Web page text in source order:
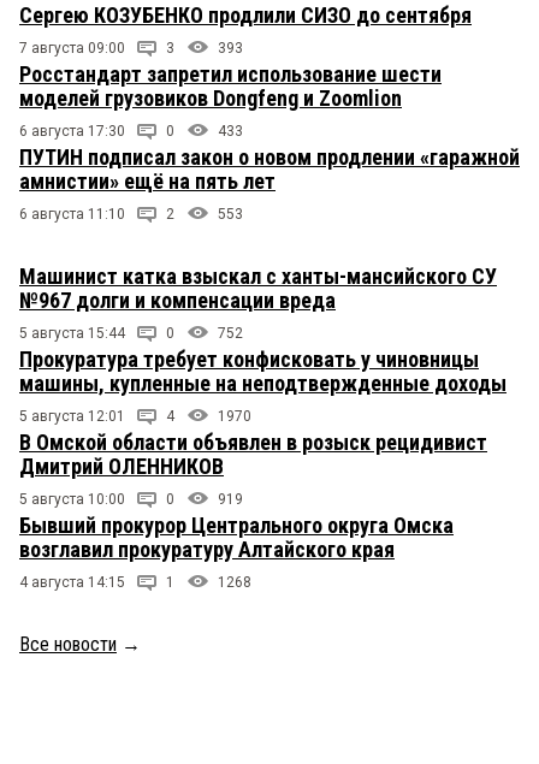
Сергею КОЗУБЕНКО продлили СИЗО до сентября
7 августа 09:00 3 393
Росстандарт запретил использование шести
моделей грузовиков Dongfeng и Zoomlion
6 августа 17:30 0 433
ПУТИН подписал закон о новом продлении «гаражной
амнистии» ещё на пять лет
6 августа 11:10 2 553
Машинист катка взыскал с ханты-мансийского СУ
№967 долги и компенсации вреда
5 августа 15:44 0 752
Прокуратура требует конфисковать у чиновницы
машины, купленные на неподтвержденные доходы
5 августа 12:01 4 1970
В Омской области объявлен в розыск рецидивист
Дмитрий ОЛЕННИКОВ
5 августа 10:00 0 919
Бывший прокурор Центрального округа Омска
возглавил прокуратуру Алтайского края
4 августа 14:15 1 1268
Все новости →